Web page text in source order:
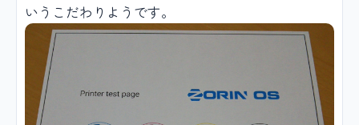
いうこだわりようです。